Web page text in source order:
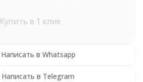
Купить в 1 клик
Написать в Whatsapp
Написать в Telegram